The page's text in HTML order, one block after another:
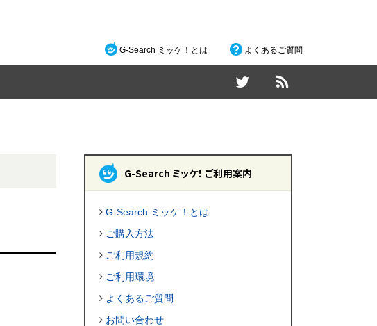
G-Search ミッケ！とは よくあるご質問
G-Search ミッケ！ ご利用案内
G-Search ミッケ！とは
ご購入方法
ご利用規約
ご利用環境
よくあるご質問
お問い合わせ